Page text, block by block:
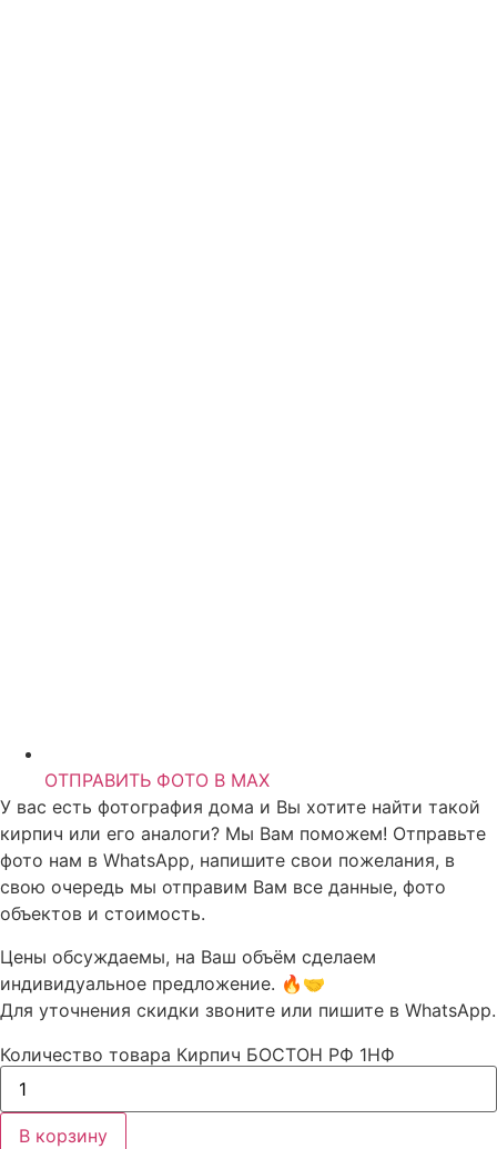
ОТПРАВИТЬ ФОТО В MAX
У вас есть фотография дома и Вы хотите найти такой
кирпич или его аналоги? Мы Вам поможем! Отправьте
фото нам в WhatsApp, напишите свои пожелания, в
свою очередь мы отправим Вам все данные, фото
объектов и стоимость.
Цены обсуждаемы, на Ваш объём сделаем
индивидуальное предложение. 🔥🤝
Для уточнения скидки звоните или пишите в WhatsApp.
Количество товара Кирпич БОСТОН РФ 1НФ
В корзину